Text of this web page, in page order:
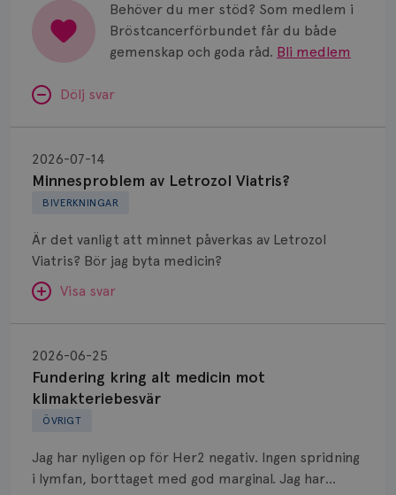
Behöver du mer stöd? Som medlem i
Bröstcancerförbundet får du både
gemenskap och goda råd. Bli medlem
Dölj svar
BIVERKNINGAR
Minnesproblem av Letrozol Viatris?
2026-07-14
Är det vanligt att minnet påverkas av Letrozol
Viatris? Bör jag byta medicin?
Visa svar
SVAR:
Hej. Oavsett vilken hormonsänkande behandling
(men även cytostatika) man får så kan en del
uppleva negativ påverkan på minnet. Prata din
märke eller annan aromatashämmare. Det kan ofta
vara bra att ha en paus först, för att se att
Letrozol
Viatris?
ÖVRIGT
Fundering kring alt medicin mot
klimakteriebesvär
2026-06-25
Jag har nyligen op för Her2 negativ. Ingen spridning
i lymfan, borttaget med god marginal. Jag har
kring
medicin